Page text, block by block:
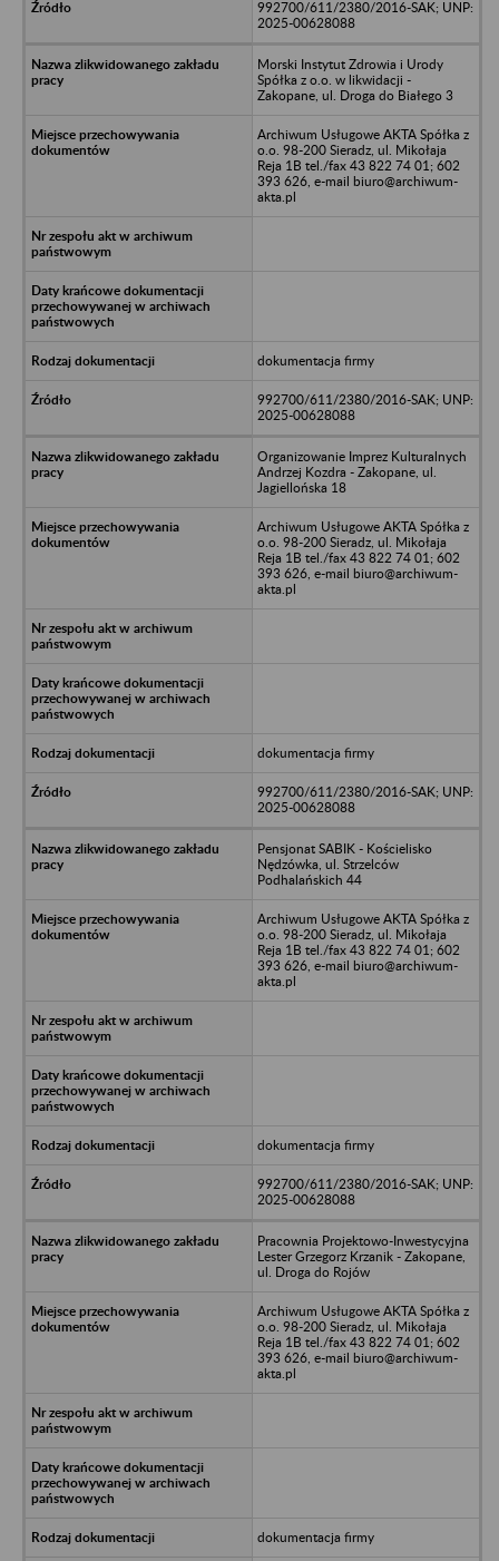
992700/611/2380/2016-SAK; UNP:
2025-00628088
Morski Instytut Zdrowia i Urody
Spółka z o.o. w likwidacji -
Zakopane, ul. Droga do Białego 3
Archiwum Usługowe AKTA Spółka z
o.o. 98-200 Sieradz, ul. Mikołaja
Reja 1B tel./fax 43 822 74 01; 602
393 626, e-mail biuro@archiwum-
akta.pl
dokumentacja firmy
992700/611/2380/2016-SAK; UNP:
2025-00628088
Organizowanie Imprez Kulturalnych
Andrzej Kozdra - Zakopane, ul.
Jagiellońska 18
Archiwum Usługowe AKTA Spółka z
o.o. 98-200 Sieradz, ul. Mikołaja
Reja 1B tel./fax 43 822 74 01; 602
393 626, e-mail biuro@archiwum-
akta.pl
dokumentacja firmy
992700/611/2380/2016-SAK; UNP:
2025-00628088
Pensjonat SABIK - Kościelisko
Nędzówka, ul. Strzelców
Podhalańskich 44
Archiwum Usługowe AKTA Spółka z
o.o. 98-200 Sieradz, ul. Mikołaja
Reja 1B tel./fax 43 822 74 01; 602
393 626, e-mail biuro@archiwum-
akta.pl
dokumentacja firmy
992700/611/2380/2016-SAK; UNP:
2025-00628088
Pracownia Projektowo-Inwestycyjna
Lester Grzegorz Krzanik - Zakopane,
ul. Droga do Rojów
Archiwum Usługowe AKTA Spółka z
o.o. 98-200 Sieradz, ul. Mikołaja
Reja 1B tel./fax 43 822 74 01; 602
393 626, e-mail biuro@archiwum-
akta.pl
dokumentacja firmy